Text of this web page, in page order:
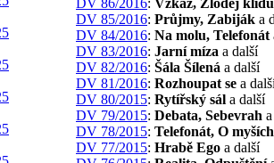
DV 85/2016: Průjmy, Zabiják a
DV 84/2016: Na molu, Telefonát
DV 83/2016: Jarní míza a další
DV 82/2016: Šála Šílená a další
DV 81/2016: Rozhoupat se a
DV 80/2015: Rytířský sál a další
DV 79/2015: Debata, Sebevrah
DV 78/2015: Telefonát, O myších
DV 77/2015: Hrabě Ego a další